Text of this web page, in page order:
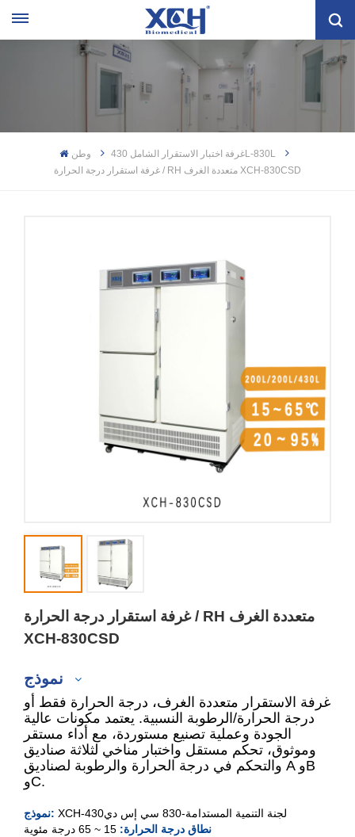
وطن
غرفة اختبار الاستقرار الشامل 430L-830L
غرفة استقرار درجة الحرارة / RH متعددة الغرف XCH-830CSD
غرفة استقرار درجة الحرارة / RH متعددة الغرف
XCH-830CSD
XCH-430SD
XCH-430CSD
غرفة الاستقرار متعددة الغرف، درجة الحرارة فقط أو
درجة الحرارة/الرطوبة النسبية. يعتمد مكونات عالية
الجودة وعملية تصنيع مستوردة، مع أداء مستقر
وموثوق، تحكم مستقل واختبار مناخي لثلاثة صناديق
والتحكم في درجة الحرارة والرطوبة لصناديق A وB
وC.
نموذج: XCH-430 لجنة التنمية المستدامة-830 سي إس دي
نطاق درجة الحرارة: 15 ~ 65 درجة مئوية